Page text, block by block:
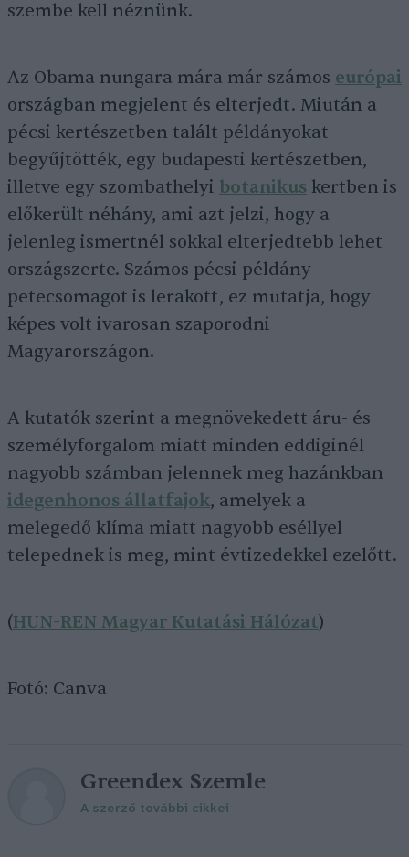
szembe kell néznünk.
Az Obama nungara mára már számos európai
országban megjelent és elterjedt. Miután a
pécsi kertészetben talált példányokat
begyűjtötték, egy budapesti kertészetben,
illetve egy szombathelyi botanikus kertben is
előkerült néhány, ami azt jelzi, hogy a
jelenleg ismertnél sokkal elterjedtebb lehet
országszerte. Számos pécsi példány
petecsomagot is lerakott, ez mutatja, hogy
képes volt ivarosan szaporodni
Magyarországon.
A kutatók szerint a megnövekedett áru- és
személyforgalom miatt minden eddiginél
nagyobb számban jelennek meg hazánkban
idegenhonos állatfajok, amelyek a
melegedő klíma miatt nagyobb eséllyel
telepednek is meg, mint évtizedekkel ezelőtt.
(HUN-REN Magyar Kutatási Hálózat)
Fotó: Canva
Greendex Szemle
A szerző további cikkei